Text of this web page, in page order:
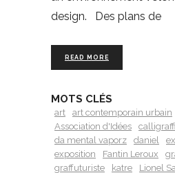
design. Des plans de
READ MORE
MOTS CLÉS
art art contemporain urbain
Association d'Idées
da mental vaporz
daniel
exposition
Fantin Leroux
graffuturiste
katre Lionel